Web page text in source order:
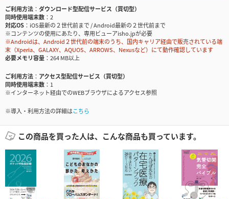
ご利用方法
ダウンロード型配信サービス（買切型）
同時使用端末数
2
対応OS
iOS最新の２世代前まで / Android最新の２世代前まで
※コンテンツの使用にあたり、専用ビューアisho.jpが必要
※Androidは、Android２世代前の端末のうち、国内キャリア経由で販売されている端
末（Xperia、GALAXY、AQUOS、ARROWS、Nexusなど）にて動作確認しています
必要メモリ容量
264 MB以上
ご利用方法
アクセス型配信サービス（買切型）
同時使用端末数
1
※インターネット経由でのWEBブラウザによるアクセス参照
※導入・利用方法の詳細はこちら
この商品を買った人は、こんな商品も買っています。